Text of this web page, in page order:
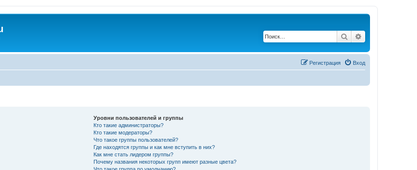
Поиск
Вход
Регистрация
Уровни пользователей и группы
Кто такие администраторы?
Кто такие модераторы?
Что такое группы пользователей?
Где находятся группы и как мне вступить в них?
Как мне стать лидером группы?
Почему названия некоторых групп имеют разные цвета?
Что такое группа по умолчанию?